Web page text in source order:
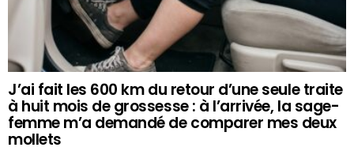
J’ai fait les 600 km du retour d’une seule traite
à huit mois de grossesse : à l’arrivée, la sage-
femme m’a demandé de comparer mes deux
mollets